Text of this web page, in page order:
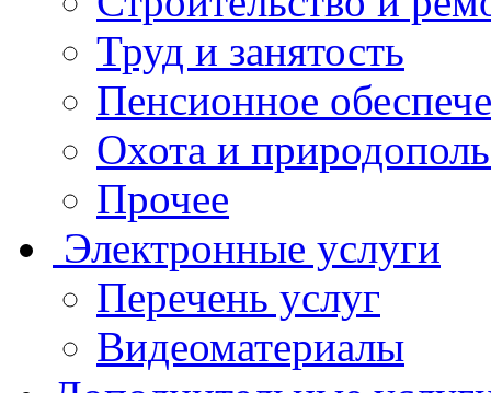
Труд и занятость
Пенсионное
Охота и
Прочее
Электронные услуги
Перечень услуг
Видеоматериалы